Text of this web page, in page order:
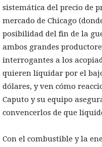
sistemática del precio de
mercado de Chicago
posibilidad del fin de la
ambos grandes
interrogantes a los
quieren liquidar por el
dólares, y ven cómo
Caputo y su equipo
convencerlos de que
Con el combustible y la